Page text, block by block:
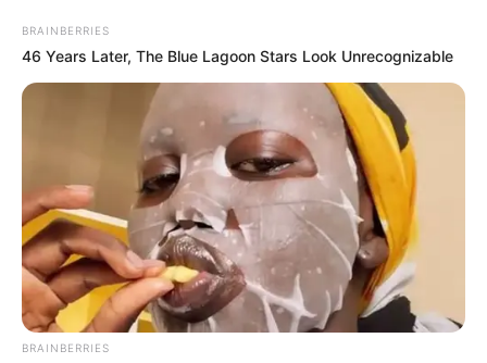
BRAINBERRIES
46 Years Later, The Blue Lagoon Stars Look Unrecognizable
BRAINBERRIES